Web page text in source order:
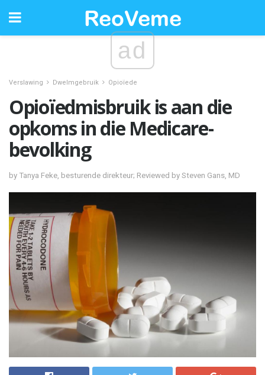
ad
Verslawing Dwelmgebruik Opioïede
Opioïedmisbruik is aan die
opkoms in die Medicare-
bevolking
by Tanya Feke, besturende direkteur; Reviewed by Steven Gans, MD